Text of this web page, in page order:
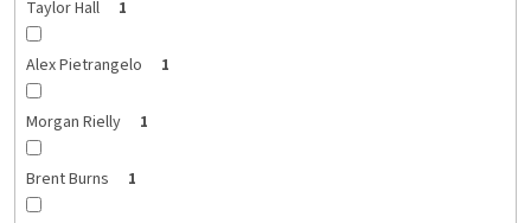
Taylor Hall 1
Alex Pietrangelo 1
Morgan Rielly 1
Brent Burns 1